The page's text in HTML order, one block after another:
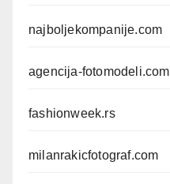
najboljekompanije.com
agencija-fotomodeli.com
fashionweek.rs
milanrakicfotograf.com